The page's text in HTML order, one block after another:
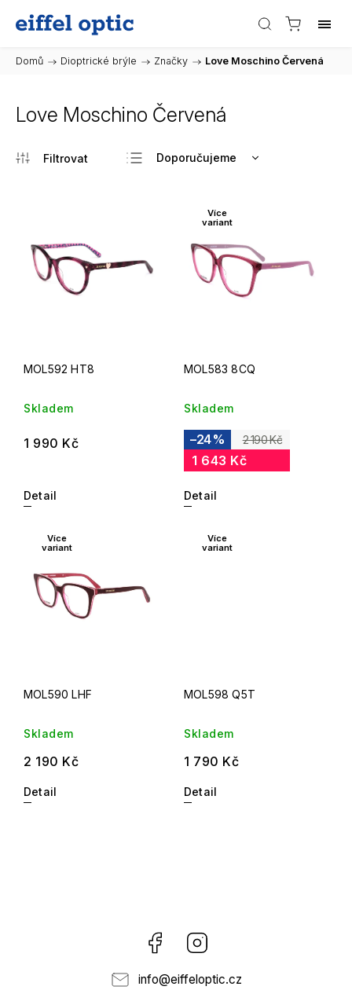
Domů / Dioptrické brýle / Značky / Love Moschino Červená
Love Moschino Červená
Doporučujeme
Nejdražší
Abecedně
MOL592 HT8
Skladem
1 990 Kč
Detail
Více
variant
MOL583 8CQ
Skladem
2 190 Kč
–24 %
1 643 Kč
Detail
Více
variant
MOL590 LHF
Skladem
2 190 Kč
Detail
Více
variant
MOL598 Q5T
Skladem
1 790 Kč
Detail
Facebook
info@eiffeloptic.cz